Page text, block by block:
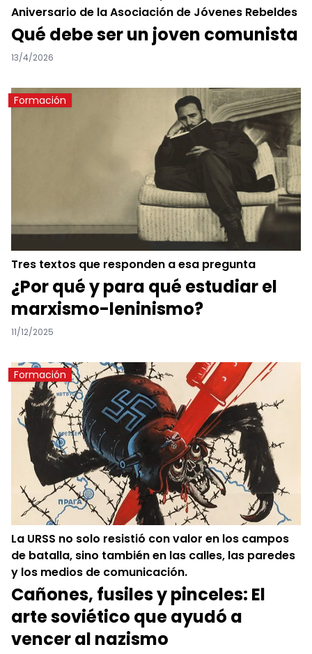
Aniversario de la Asociación de Jóvenes Rebeldes
Qué debe ser un joven comunista
13/4/2026
Formación
Tres textos que responden a esa pregunta
¿Por qué y para qué estudiar el
marxismo-leninismo?
11/12/2025
Formación
La URSS no solo resistió con valor en los campos
de batalla, sino también en las calles, las paredes
y los medios de comunicación.
Cañones, fusiles y pinceles: El
arte soviético que ayudó a
vencer al nazismo